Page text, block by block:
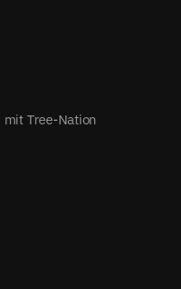
Tree-Nation